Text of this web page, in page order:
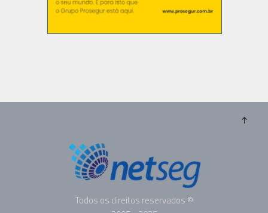
Todos os direitos reservados ©